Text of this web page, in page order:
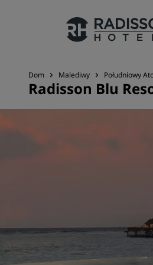
Nasze marki
Dom Malediwy Południowy
Radisson Blu